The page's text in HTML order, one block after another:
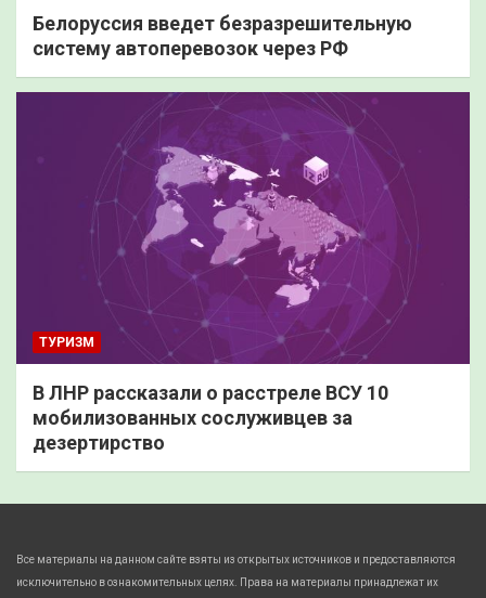
Белоруссия введет безразрешительную
систему автоперевозок через РФ
ТУРИЗМ
В ЛНР рассказали о расстреле ВСУ 10
мобилизованных сослуживцев за
дезертирство
Все материалы на данном сайте взяты из открытых источников и предоставляются
исключительно в ознакомительных целях. Права на материалы принадлежат их